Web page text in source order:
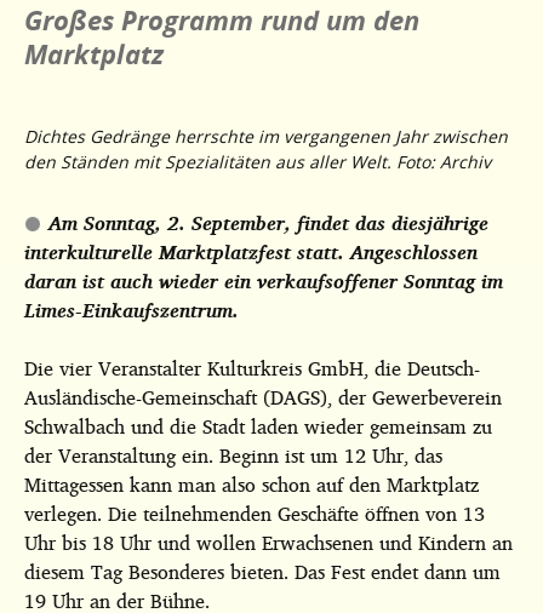
Großes Programm rund um den
Marktplatz
Dichtes Gedränge herrschte im vergangenen Jahr zwischen
den Ständen mit Spezialitäten aus aller Welt. Foto: Archiv
Am Sonntag, 2. September, findet das diesjährige
interkulturelle Marktplatzfest statt. Angeschlossen
daran ist auch wieder ein verkaufsoffener Sonntag im
Limes-Einkaufszentrum.
Die vier Veranstalter Kulturkreis GmbH, die Deutsch-
Ausländische-Gemeinschaft (DAGS), der Gewerbeverein
Schwalbach und die Stadt laden wieder gemeinsam zu
der Veranstaltung ein. Beginn ist um 12 Uhr, das
Mittagessen kann man also schon auf den Marktplatz
verlegen. Die teilnehmenden Geschäfte öffnen von 13
Uhr bis 18 Uhr und wollen Erwachsenen und Kindern an
diesem Tag Besonderes bieten. Das Fest endet dann um
19 Uhr an der Bühne.